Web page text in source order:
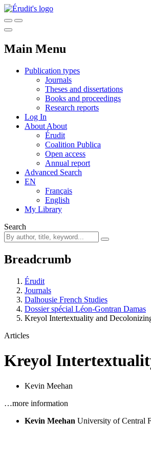
Main Menu
Publication types
Journals
Theses and dissertations
Books and proceedings
Research reports
Log In
About About
Érudit
Coalition Publica
Open access
Annual report
Advanced Search
EN
Français
English
My Library
Search
Breadcrumb
Érudit
Journals
Dalhousie French Studies
Dossier spécial Léon-Gontran Damas
Kreyol Intertextuality and
Articles
Kreyol
Kevin Meehan
…more information
Kevin Meehan University of Central